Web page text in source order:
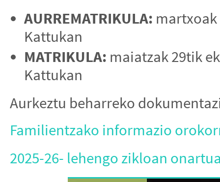
AURREMATRIKULA: martxoak
Kattukan
MATRIKULA: maiatzak 29tik
Kattukan
Aurkeztu beharreko
Familientzako informazio
2025-26- lehengo zikloan